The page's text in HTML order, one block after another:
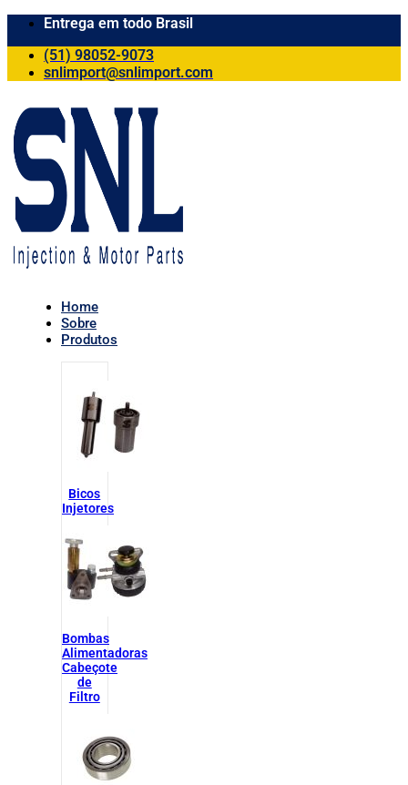
Entrega em todo Brasil
(51) 98052-9073
snlimport@snlimport.com
Home
Sobre
Produtos
Bicos
Injetores
Bombas
Alimentadoras
Cabeçote
de
Filtro